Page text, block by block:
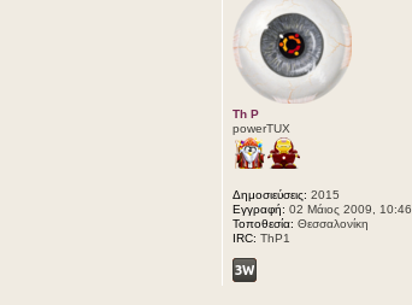
Th P
powerTUX
Δημοσιεύσεις: 2015
Εγγραφή: 02 Μάιος 2009, 10:46
Τοποθεσία: Θεσσαλονίκη
IRC: ThP1